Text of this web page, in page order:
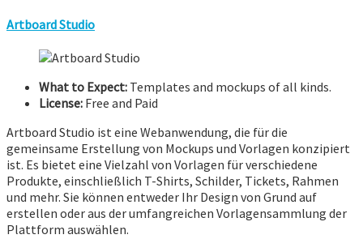
Artboard Studio
What to Expect: Templates and mockups of all kinds.
License: Free and Paid
Artboard Studio ist eine Webanwendung, die für die
gemeinsame Erstellung von Mockups und Vorlagen konzipiert
ist. Es bietet eine Vielzahl von Vorlagen für verschiedene
Produkte, einschließlich T-Shirts, Schilder, Tickets, Rahmen
und mehr. Sie können entweder Ihr Design von Grund auf
erstellen oder aus der umfangreichen Vorlagensammlung der
Plattform auswählen.